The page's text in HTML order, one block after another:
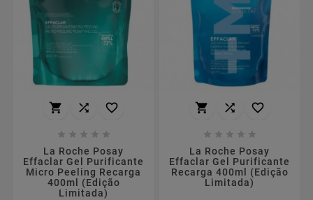
  
    
La Roche Posay
Effaclar Gel Purificante
Micro Peeling Recarga
400ml (Edição
Limitada)
  
    
La Roche Posay
Effaclar Gel Purificante
Recarga 400ml (Edição
Limitada)